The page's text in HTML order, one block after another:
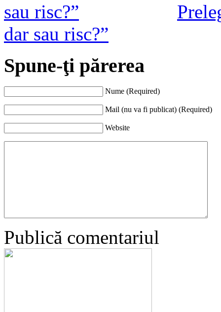
dar sau risc?”
Spune-ţi părerea
Nume (Required)
Mail (nu va fi publicat) (Required)
Website
Publică comentariul